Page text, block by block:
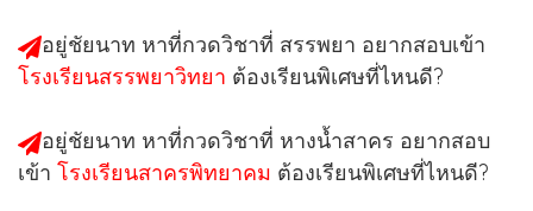
อยู่ชัยนาท หาที่กวดวิชาที่ สรรพยา อยากสอบเข้า
โรงเรียนสรรพยาวิทยา ต้องเรียนพิเศษที่ไหนดี?
อยู่ชัยนาท หาที่กวดวิชาที่ หางน้ำสาคร อยากสอบ
เข้า โรงเรียนสาครพิทยาคม ต้องเรียนพิเศษที่ไหนดี?